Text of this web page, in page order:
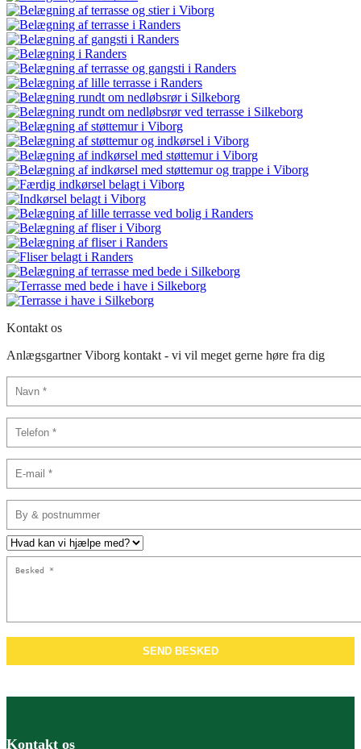
Kontakt os
Anlægsgartner Viborg kontakt - vi vil meget gerne høre fra dig
Kontakt os